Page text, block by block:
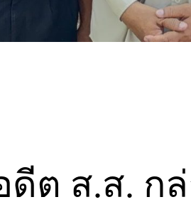
ดีต ส.ส. ก